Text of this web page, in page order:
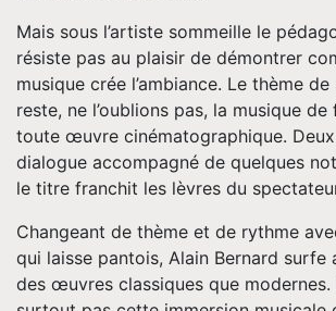
Mais sous l’artiste sommeille le
résiste pas au plaisir de démontrer
musique crée l’ambiance. Le thème
reste, ne l’oublions pas, la musique
toute œuvre cinématographique. Deux
dialogue accompagné de quelques
le titre franchit les lèvres du
Changeant de thème et de rythme
qui laisse pantois, Alain Bernard surfe
des œuvres classiques que modernes.